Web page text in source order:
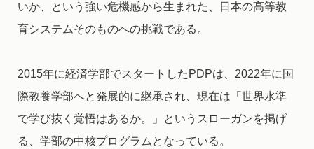
いか、という強い危機感から生まれた、日本の高等教
育システムそのものへの挑戦である。
2015年に経済学部でスタートしたPDPは、2022年に国
際教養学部へと発展的に継承され、現在は「世界水準
で学び抜く覚悟はあるか。」というスローガンを掲げ
る、学部の中核プログラムとなっている。